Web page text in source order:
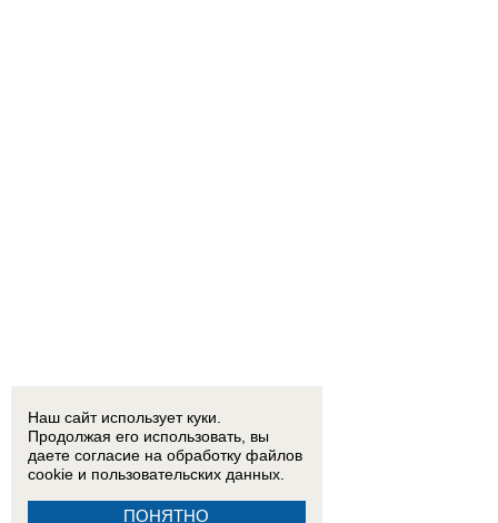
Наш сайт использует куки.
Продолжая его использовать, вы
даете согласие на обработку файлов
cookie и пользовательских данных.
ПОНЯТНО